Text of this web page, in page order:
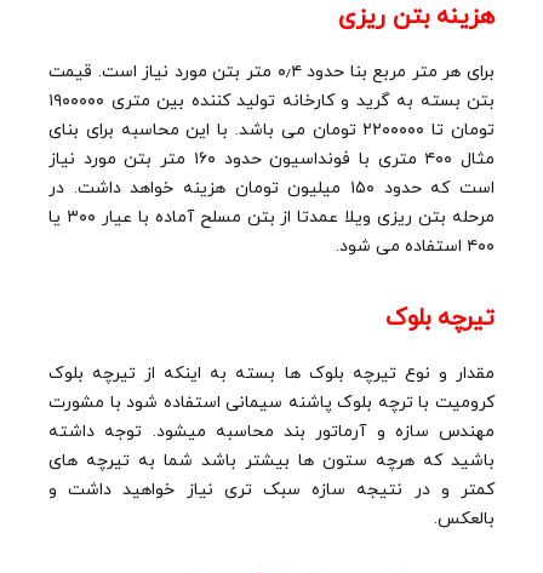
هزینه بتن ریزی
برای هر متر مربع بنا حدود ۰٫۴ متر بتن مورد نیاز است. قیمت
بتن بسته به گرید و کارخانه تولید کننده بین متری ۱۹۰۰۰۰۰
تومان تا ۲۲۰۰۰۰۰ تومان می باشد. با این محاسبه برای بنای
مثال ۴۰۰ متری با فونداسیون حدود ۱۶۰ متر بتن مورد نیاز
است که حدود ۱۵۰ میلیون تومان هزینه خواهد داشت. در
مرحله بتن ریزی ویلا عمدتا از بتن مسلح آماده با عیار ۳۰۰ یا
۴۰۰ استفاده می شود.
تیرچه بلوک
مقدار و نوع تیرچه بلوک ها بسته به اینکه از تیرچه بلوک
کرومیت با ترچه بلوک پاشنه سیمانی استفاده شود با مشورت
مهندس سازه و آرماتور بند محاسبه میشود. توجه داشته
باشید که هرچه ستون ها بیشتر باشد شما به تیرچه های
کمتر و در نتیجه سازه سبک تری نیاز خواهید داشت و
بالعکس.